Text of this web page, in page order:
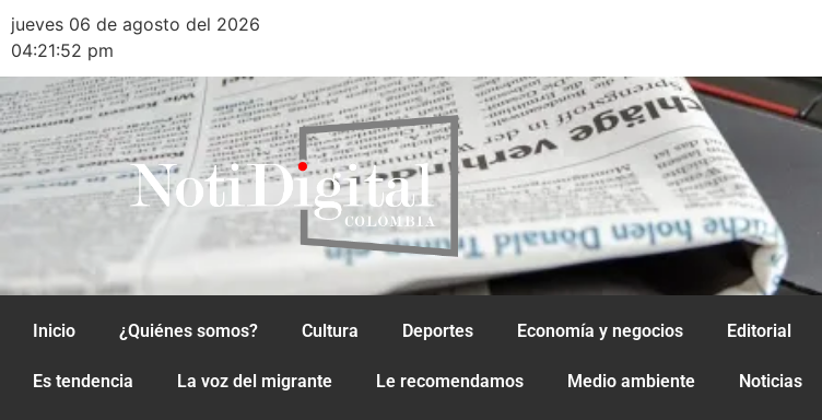
jueves 06 de agosto del 2026
04:21:52 pm
Inicio ¿Quiénes somos? Cultura Deportes Economía y negocios Editorial
Es tendencia La voz del migrante Le recomendamos Medio ambiente Noticias